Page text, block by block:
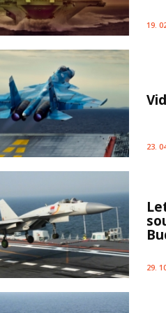
19.
23.
29.